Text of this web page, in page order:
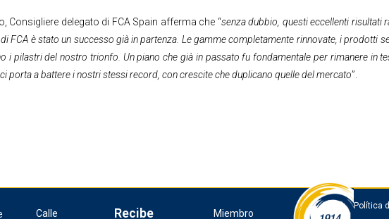
Consigliere delegato di FCA Spain afferma che “senza dubbio, questi eccellenti risultati
FCA è stato un successo già in partenza. Le gamme completamente rinnovate, i prodotti
i pilastri del nostro trionfo. Un piano che già in passato fu fondamentale per rimanere in
porta a battere i nostri stessi record, con crescite che duplicano quelle del mercato”.
Calle
Recibe
Miembro
Política